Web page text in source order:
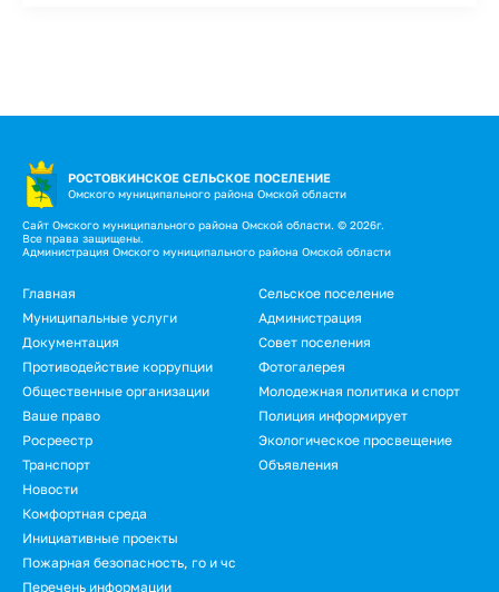
РОСТОВКИНСКОЕ СЕЛЬСКОЕ ПОСЕЛЕНИЕ
Омского муниципального района Омской области
Сайт Омского муниципального района Омской области. © 2026г.
Все права защищены.
Администрация Омского муниципального района Омской области
Подвал
Главная
Сельское поселение
Муниципальные услуги
Администрация
Документация
Совет поселения
Противодействие коррупции
Фотогалерея
Общественные организации
Молодежная политика и спорт
Ваше право
Полиция информирует
Росреестр
Экологическое просвещение
Транспорт
Объявления
Новости
Подвал.
Дополнительное
меню
Комфортная среда
Инициативные проекты
Пожарная безопасность, го и чс
Перечень информации